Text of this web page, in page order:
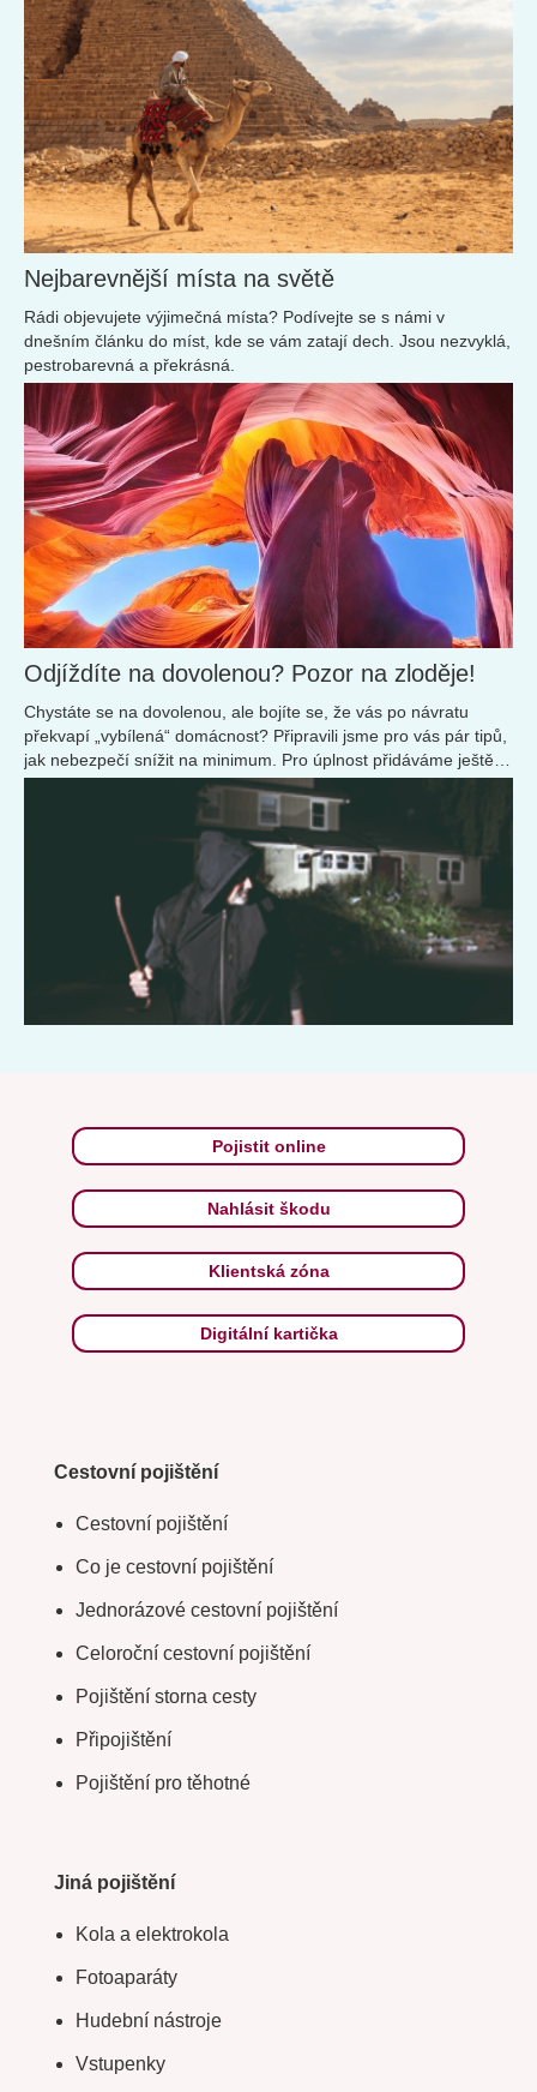
Nejbarevnější místa na světě
Rádi objevujete výjimečná místa? Podívejte se s námi v
dnešním článku do míst, kde se vám zatají dech. Jsou nezvyklá,
pestrobarevná a překrásná.
Odjíždíte na dovolenou? Pozor na zloděje!
Chystáte se na dovolenou, ale bojíte se, že vás po návratu
překvapí „vybílená“ domácnost? Připravili jsme pro vás pár tipů,
jak nebezpečí snížit na minimum. Pro úplnost přidáváme ještě
pár užitečných rad, jak ochránit...
Pojistit online
Nahlásit škodu
Klientská zóna
Digitální kartička
Cestovní pojištění
Cestovní pojištění
Co je cestovní pojištění
Jednorázové cestovní pojištění
Celoroční cestovní pojištění
Pojištění storna cesty
Připojištění
Pojištění pro těhotné
Jiná pojištění
Kola a elektrokola
Fotoaparáty
Hudební nástroje
Vstupenky